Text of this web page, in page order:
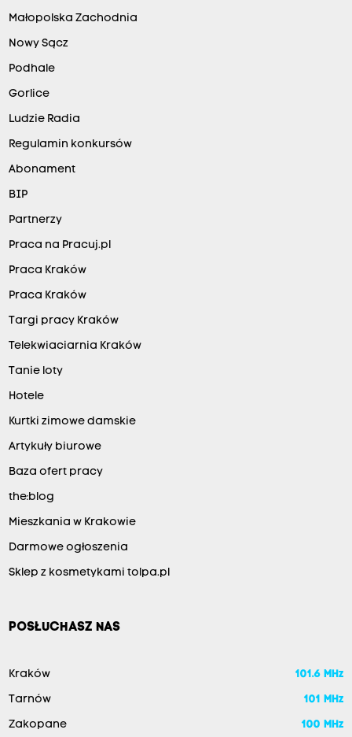
Małopolska Zachodnia
Nowy Sącz
Podhale
Gorlice
Ludzie Radia
Regulamin konkursów
Abonament
BIP
Partnerzy
Praca na Pracuj.pl
Praca Kraków
Praca Kraków
Targi pracy Kraków
Telekwiaciarnia Kraków
Tanie loty
Hotele
Kurtki zimowe damskie
Artykuły biurowe
Baza ofert pracy
the:blog
Mieszkania w Krakowie
Darmowe ogłoszenia
Sklep z kosmetykami tolpa.pl
POSŁUCHASZ NAS
Kraków 101.6 MHz
Tarnów 101 MHz
Zakopane 100 MHz